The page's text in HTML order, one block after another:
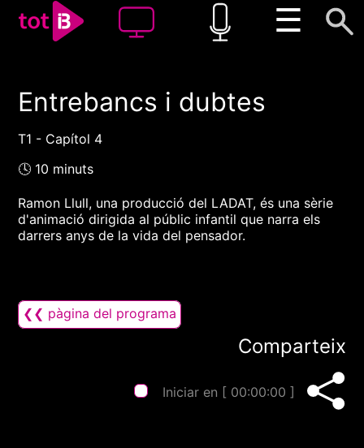
☰
00:00 00:00
Entrebancs i dubtes
T1 - Capítol 4
🕓 10 minuts
Ramon Llull, una producció del LADAT, és una sèrie
d'animació dirigida al públic infantil que narra els
darrers anys de la vida del pensador.
❮❮ pàgina del programa
Comparteix
Iniciar en [ 00:00:00 ]